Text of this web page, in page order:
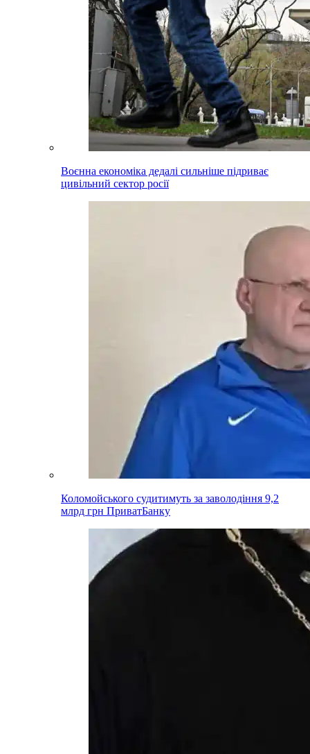
Воєнна економіка дедалі сильніше підриває
цивільний сектор росії
Коломойського судитимуть за заволодіння 9,2
млрд грн ПриватБанку